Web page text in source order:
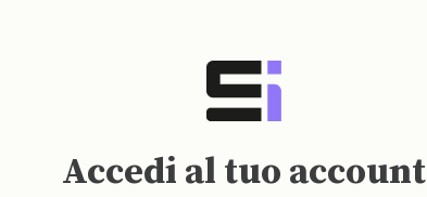
Accedi al tuo account